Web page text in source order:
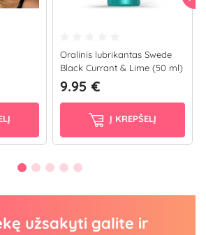
Oralinis lubrikantas Swede
Black Currant & Lime (50 ml)
9.95 €
Į KREPŠELĮ
užsakyti galite ir